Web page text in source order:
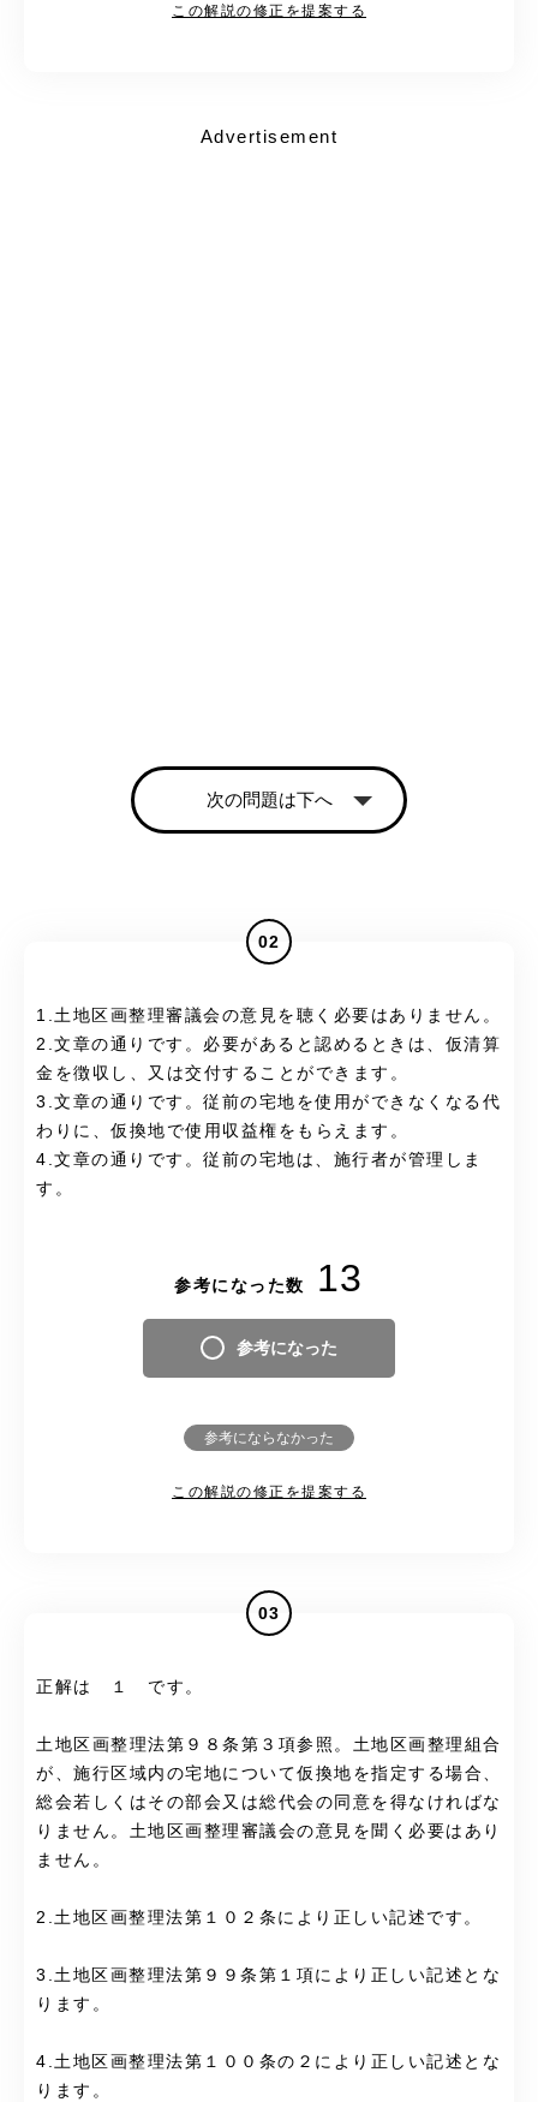
この解説の修正を提案する
Advertisement
次の問題は下へ
02
1.土地区画整理審議会の意見を聴く必要はありません。
2.文章の通りです。必要があると認めるときは、仮清算
金を徴収し、又は交付することができます。
3.文章の通りです。従前の宅地を使用ができなくなる代
わりに、仮換地で使用収益権をもらえます。
4.文章の通りです。従前の宅地は、施行者が管理しま
す。
参考になった数 13
参考になった
参考にならなかった
この解説の修正を提案する
03
正解は １ です。
土地区画整理法第９８条第３項参照。土地区画整理組合
が、施行区域内の宅地について仮換地を指定する場合、
総会若しくはその部会又は総代会の同意を得なければな
りません。土地区画整理審議会の意見を聞く必要はあり
ません。
2.土地区画整理法第１０２条により正しい記述です。
3.土地区画整理法第９９条第１項により正しい記述とな
ります。
4.土地区画整理法第１００条の２により正しい記述とな
ります。